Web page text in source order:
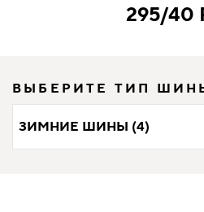
295/40
ВЫБЕРИТЕ ТИП
ЗИМНИЕ ШИНЫ (4)